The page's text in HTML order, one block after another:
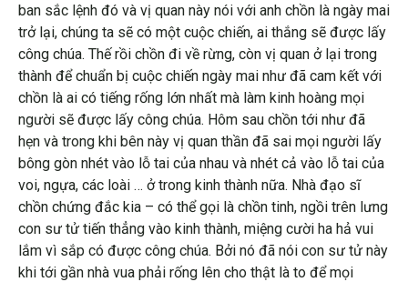
ban sắc lệnh đó và vị quan này nói với anh chồn là ngày mai
trở lại, chúng ta sẽ có một cuộc chiến, ai thắng sẽ được lấy
công chúa. Thế rồi chồn đi về rừng, còn vị quan ở lại trong
thành để chuẩn bị cuộc chiến ngày mai như đã cam kết với
chồn là ai có tiếng rống lớn nhất mà làm kinh hoàng mọi
người sẽ được lấy công chúa. Hôm sau chồn tới như đã
hẹn và trong khi bên này vị quan thần đã sai mọi người lấy
bông gòn nhét vào lỗ tai của nhau và nhét cả vào lỗ tai của
voi, ngựa, các loài … ở trong kinh thành nữa. Nhà đạo sĩ
chồn chứng đắc kia – có thể gọi là chồn tinh, ngồi trên lưng
con sư tử tiến thẳng vào kinh thành, miệng cười ha hả vui
lắm vì sắp có được công chúa. Bởi nó đã nói con sư tử này
khi tới gần nhà vua phải rống lên cho thật là to để mọi